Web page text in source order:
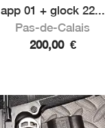
app 01 + glock 22...
Pas-de-Calais
200,00 €